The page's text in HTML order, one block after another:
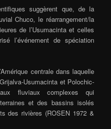
suggèrent que, de la
Chuco, le réarrangement/la
de l’Usumacinta et celles
l’événement de spéciation
centrale dans laquelle
Usumacinta et Polochic-
fluviaux complexes qui
et des bassins isolés
des rivières (ROSEN 1972 &